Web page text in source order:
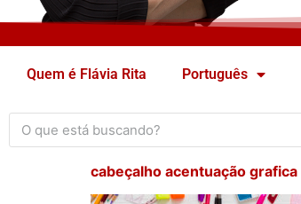
Quem é Flávia Rita Português
cabeçalho acentuação grafica